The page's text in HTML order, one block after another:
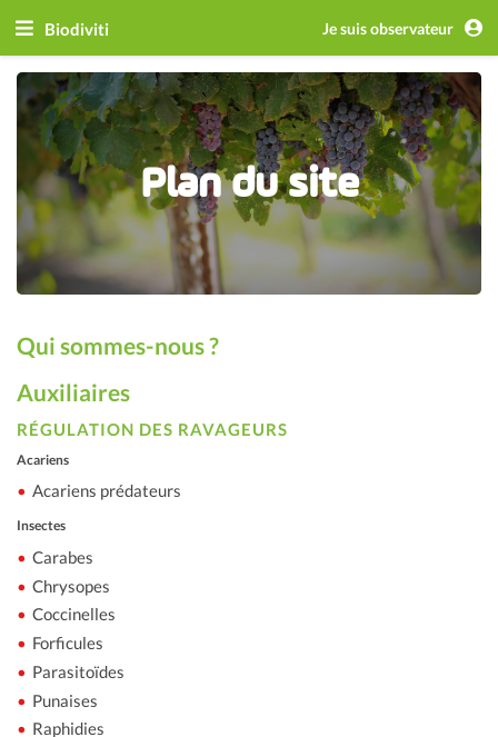
Biodiviti Je suis observateur
Plan du site
Qui sommes-nous ?
Auxiliaires
RÉGULATION DES RAVAGEURS
Acariens
Acariens prédateurs
Insectes
Carabes
Chrysopes
Coccinelles
Forficules
Parasitoïdes
Punaises
Raphidies